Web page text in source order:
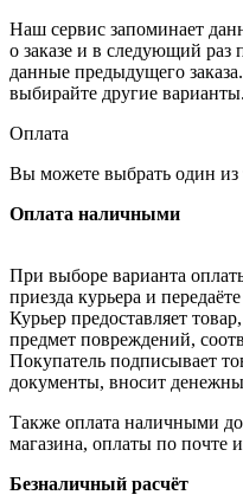
Наш сервис запоминает
о заказе и в следующий раз
данные предыдущего
выбирайте другие варианты.
Оплата
Вы можете выбрать один из
Оплата наличными
При выборе варианта
приезда курьера и
Курьер предоставляет
предмет повреждений,
Покупатель подписывает
документы, вносит
Также оплата наличными
магазина, оплаты по почте
Безналичный расчёт